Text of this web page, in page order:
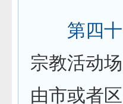
第四十
宗教活动
由市或者